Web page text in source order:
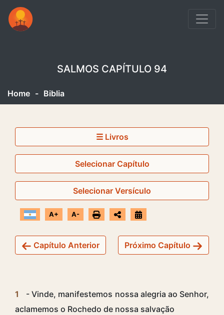
SALMOS CAPÍTULO 94
Home - Biblia
☰ Livros
Selecionar Capítulo
Selecionar Versículo
A+ A-
Capítulo Anterior Próximo Capítulo
1
- Vinde, manifestemos nossa alegria ao Senhor,
aclamemos o Rochedo de nossa salvação